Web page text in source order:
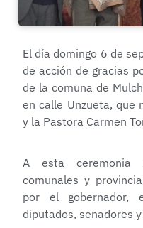
El día domingo 6 de
de acción de gracias
de la comuna de
en calle Unzueta, que
y la Pastora Carmen
A esta ceremonia
comunales y
por el gobernador,
diputados, senadores